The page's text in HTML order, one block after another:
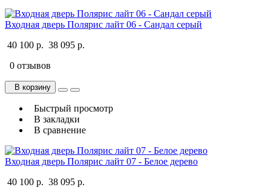
Входная дверь Полярис лайт 06 - Сандал серый
40 100 р. 38 095 р.
0 отзывов
В корзину
Быстрый просмотр
В закладки
В сравнение
Входная дверь Полярис лайт 07 - Белое дерево
40 100 р. 38 095 р.